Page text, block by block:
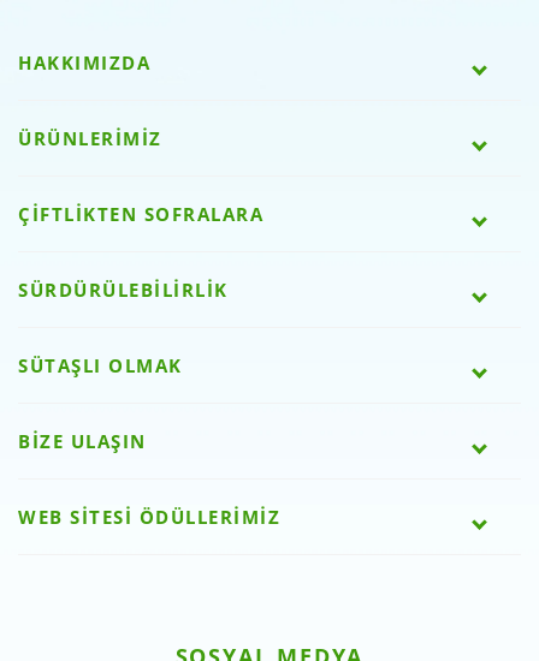
HAKKIMIZDA
ÜRÜNLERİMİZ
ÇİFTLİKTEN SOFRALARA
SÜRDÜRÜLEBİLİRLİK
SÜTAŞLI OLMAK
BİZE ULAŞIN
WEB SİTESİ ÖDÜLLERİMİZ